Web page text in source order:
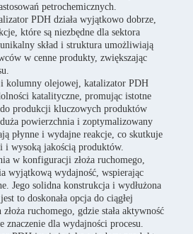
petrochemicznych.
PDH działa wyjątkowo dobrze,
które są niezbędne dla sektora
skład i struktura umożliwiają
w cenne produkty, zwiększając
kolumny olejowej, katalizator PDH
katalityczne, promując istotne
produkcji kluczowych produktów
powierzchnia i zoptymalizowany
płynne i wydajne reakcje, co skutkuje
i wysoką jakością produktów.
w konfiguracji złoża ruchomego,
wyjątkową wydajność, wspierając
Jego solidna konstrukcja i wydłużona
to doskonała opcja do ciągłej
ruchomego, gdzie stała aktywność
znaczenie dla wydajności procesu.